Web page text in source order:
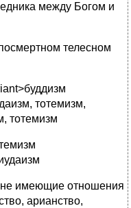
между Богом и
телесном
тотемизм,
тотемизм
не имеющие отношения
арианство,